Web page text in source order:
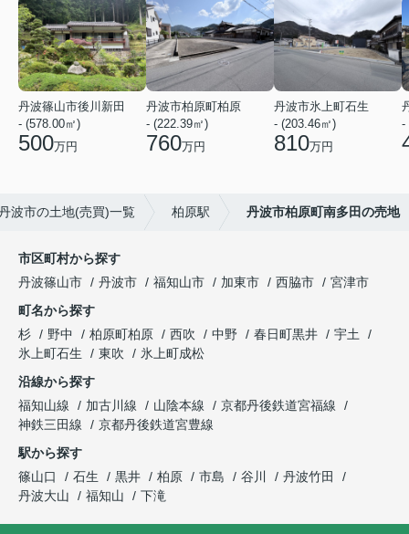
丹波篠山市後川新田
- (578.00㎡)
500万円
丹波市柏原町柏原
- (222.39㎡)
760万円
丹波市氷上町石生
- (203.46㎡)
810万円
-
波市の土地(売買)一覧 柏原駅 丹波市柏原町南多田の売地
市区町村から探す
丹波篠山市
丹波市 福知山市 加東市 西脇市
宮津市
町名から探す
杉
野中 柏原町柏原 西吹 中野 春日町黒井
宇土
氷上町石生
東吹
氷上町成松
沿線から探す
福知山線
加古川線 山陰本線
京都丹後鉄道宮福線
神鉄三田線
京都丹後鉄道宮豊線
駅から探す
篠山口
石生 黒井 柏原 市島 谷川
丹波竹田
丹波大山
福知山 下滝